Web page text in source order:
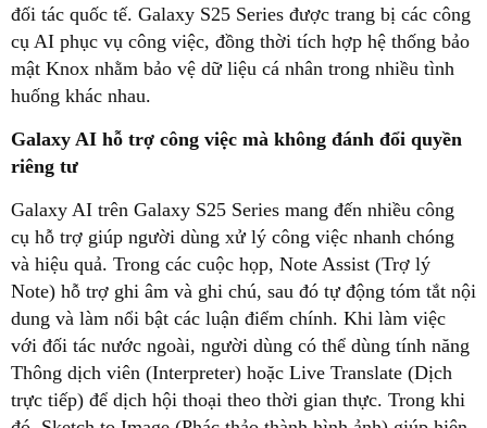
đối tác quốc tế. Galaxy S25 Series được trang bị các công
cụ AI phục vụ công việc, đồng thời tích hợp hệ thống bảo
mật Knox nhằm bảo vệ dữ liệu cá nhân trong nhiều tình
huống khác nhau.
Galaxy AI hỗ trợ công việc mà không đánh đổi quyền
riêng tư
Galaxy AI trên Galaxy S25 Series mang đến nhiều công
cụ hỗ trợ giúp người dùng xử lý công việc nhanh chóng
và hiệu quả. Trong các cuộc họp, Note Assist (Trợ lý
Note) hỗ trợ ghi âm và ghi chú, sau đó tự động tóm tắt nội
dung và làm nổi bật các luận điểm chính. Khi làm việc
với đối tác nước ngoài, người dùng có thể dùng tính năng
Thông dịch viên (Interpreter) hoặc Live Translate (Dịch
trực tiếp) để dịch hội thoại theo thời gian thực. Trong khi